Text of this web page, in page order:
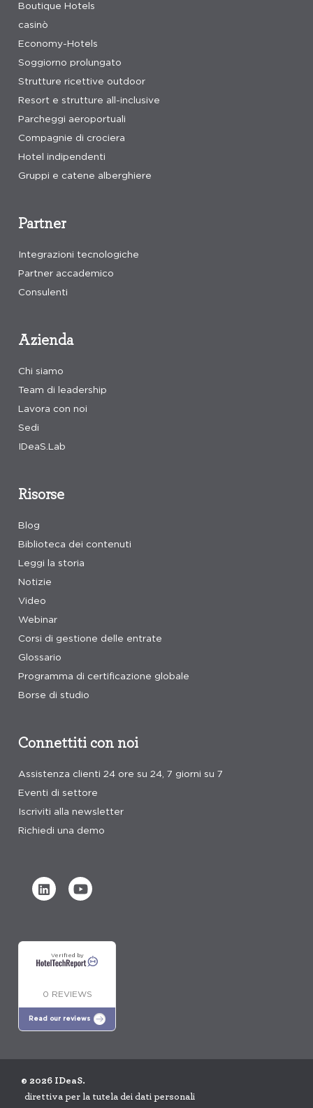
Boutique Hotels
casinò
Economy-Hotels
Soggiorno prolungato
Strutture ricettive outdoor
Resort e strutture all-inclusive
Parcheggi aeroportuali
Compagnie di crociera
Hotel indipendenti
Gruppi e catene alberghiere
Azienda
Chi siamo
Team di leadership
Lavora con noi
Sedi
IDeaS.Lab
Risorse
Blog
Biblioteca dei contenuti
Leggi la storia
Notizie
Video
Webinar
Corsi di gestione delle entrate
Glossario
Programma di certificazione globale
Borse di studio
Connettiti con noi
Assistenza clienti 24 ore su 24, 7 giorni su 7
Eventi di settore
Iscriviti alla newsletter
Richiedi una demo
Partner
Integrazioni tecnologiche
Partner accademico
Consulenti
Verified by
0 REVIEWS
Read our reviews
© 2026 IDeaS.
direttiva per la tutela dei dati personali